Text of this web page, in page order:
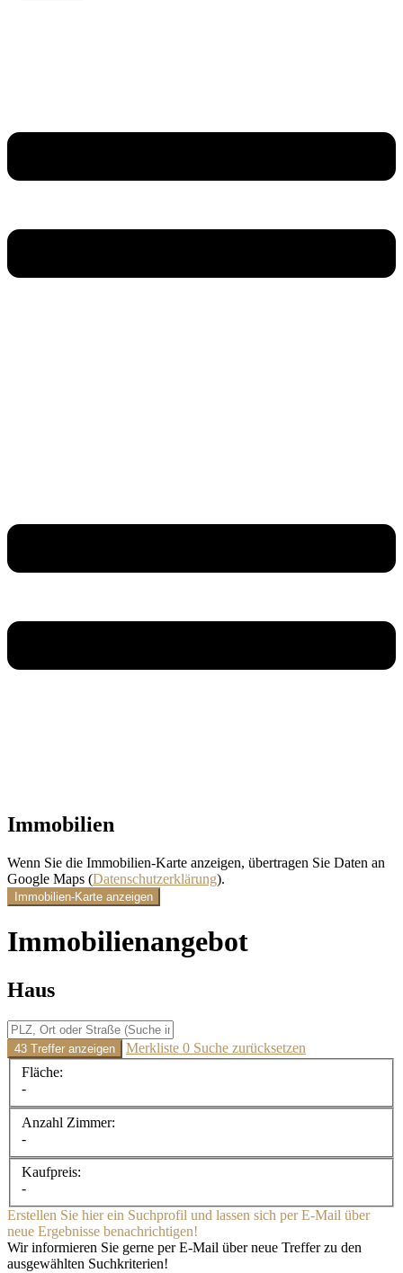
Immobilien
Wenn Sie die Immobilien-Karte anzeigen, übertragen Sie Daten an
Google Maps (Datenschutzerklärung).
Immobilien-Karte anzeigen
Immobilien­angebot
Haus
43 Treffer anzeigen Merkliste 0 Suche zurücksetzen
Fläche:
-
Anzahl Zimmer:
-
Kaufpreis:
-
Erstellen Sie hier ein Suchprofil und lassen sich per E-Mail über
neue Ergebnisse benachrichtigen!
Wir informieren Sie gerne per E-Mail über neue Treffer zu den
ausgewählten Suchkriterien!